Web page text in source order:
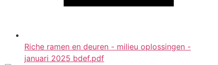
Riche ramen en deuren - milieu oplossingen -
januari 2025 bdef.pdf